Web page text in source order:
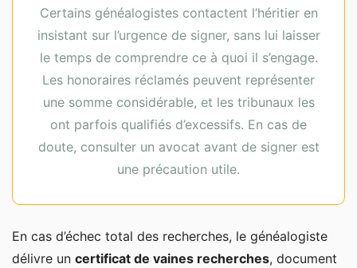
Certains généalogistes contactent l’héritier en
insistant sur l’urgence de signer, sans lui laisser
le temps de comprendre ce à quoi il s’engage.
Les honoraires réclamés peuvent représenter
une somme considérable, et les tribunaux les
ont parfois qualifiés d’excessifs. En cas de
doute, consulter un avocat avant de signer est
une précaution utile.
En cas d’échec total des recherches, le généalogiste
délivre un certificat de vaines recherches, document